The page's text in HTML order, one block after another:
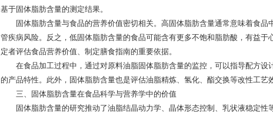
基于固体脂肪含量的测定结果。
固体脂肪含量与食品的营养价值密切相关。高固体脂肪含量通常意味着食品
管疾病风险。反之，低固体脂肪含量的食品可能含有更多不饱和脂肪酸，有益
定者评估食品营养价值、制定膳食指南的重要依据。
在食品加工过程中，通过对原料油脂固体脂肪含量的监控，可以指导配方设
的产品特性。此外，固体脂肪含量也是评估油脂精炼、氢化、酯交换等改性工艺
三、固体脂肪含量在食品科学与营养学中的价值
固体脂肪含量的研究推动了油脂结晶动力学、晶体形态控制、乳状液稳定性